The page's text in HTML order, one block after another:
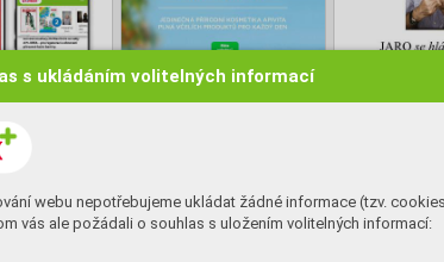
s ukládáním volitelných informací
webu nepotřebujeme ukládat žádné informace (tzv.
vás ale požádali o souhlas s uložením volitelných informací: